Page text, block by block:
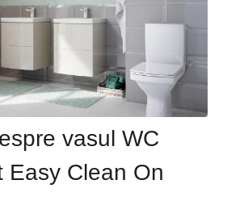
vasul WC
Easy Clean On